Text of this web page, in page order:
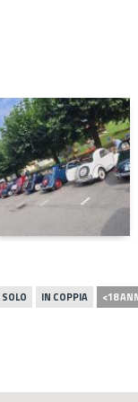
SOLO IN COPPIA <18